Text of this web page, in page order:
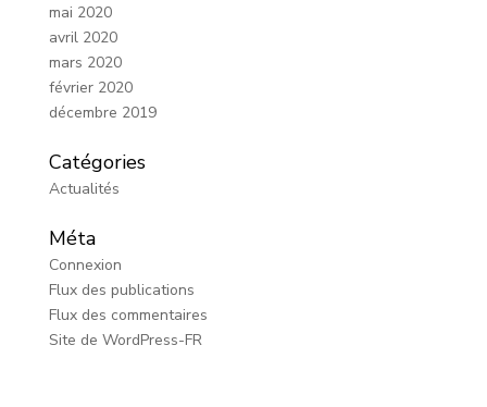
mai 2020
avril 2020
mars 2020
février 2020
décembre 2019
Catégories
Actualités
Méta
Connexion
Flux des publications
Flux des commentaires
Site de WordPress-FR